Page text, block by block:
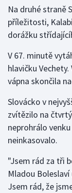
Na druhé straně
příležitosti,
dorážku
V 67. minutě
hlavičku
vápna skončila
Slovácko v
zvítězilo na
neprohrálo
neinkasovalo.
"Jsem rád za tři
Mladou Boleslaví
Jsem rád, že